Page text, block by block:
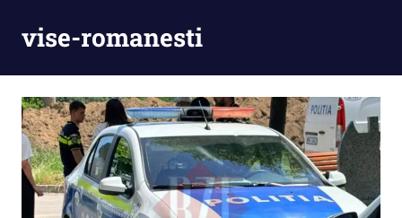
vise-romanesti